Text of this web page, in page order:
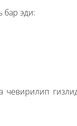
бар эди:
чевирилип